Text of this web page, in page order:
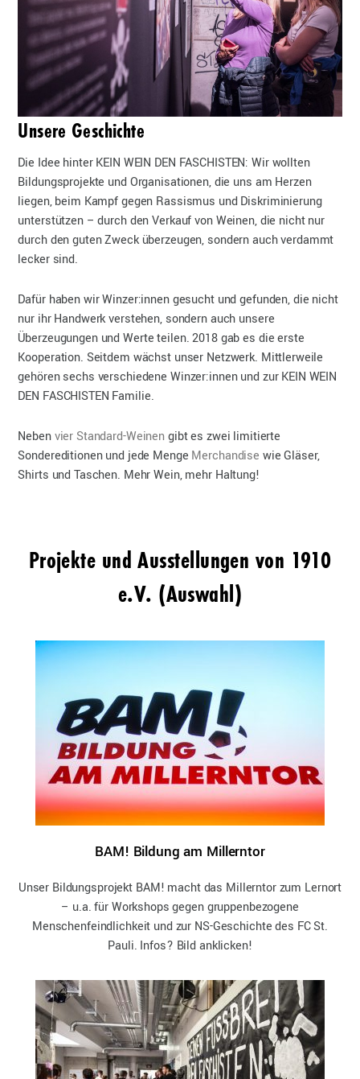
Unsere Geschichte
Die Idee hinter KEIN WEIN DEN FASCHISTEN: Wir wollten
Bildungsprojekte und Organisationen, die uns am Herzen
liegen, beim Kampf gegen Rassismus und Diskriminierung
unterstützen – durch den Verkauf von Weinen, die nicht nur
durch den guten Zweck überzeugen, sondern auch verdammt
lecker sind.
Dafür haben wir Winzer:innen gesucht und gefunden, die nicht
nur ihr Handwerk verstehen, sondern auch unsere
Überzeugungen und Werte teilen. 2018 gab es die erste
Kooperation. Seitdem wächst unser Netzwerk. Mittlerweile
gehören sechs verschiedene Winzer:innen und zur KEIN WEIN
DEN FASCHISTEN Familie.
Nebenvier Standard-Weinengibt es zwei limitierte
Sondereditionen und jede Menge Merchandise wie Gläser,
Shirts und Taschen. Mehr Wein, mehr Haltung!
Projekte und Ausstellungen von 1910
e.V. (Auswahl)
BAM! Bildung am Millerntor
Unser Bildungsprojekt BAM! macht das Millerntor zum Lernort
– u.a. für Workshops gegen gruppenbezogene
Menschenfeindlichkeit und zur NS-Geschichte des FC St.
Pauli. Infos? Bild anklicken!